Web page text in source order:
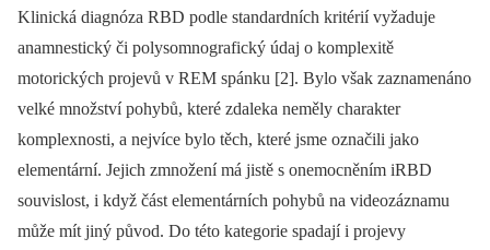
Klinická dia­gnóza RBD podle standardních kritérií vyžaduje
anamnestický či polysomnografický údaj o komplexitě
motorických projevů v REM spánku [2]. Bylo však zaznamenáno
velké množství pohybů, které zdaleka neměly charakter
komplexnosti, a nejvíce bylo těch, které jsme označili jako
elementární. Jejich zmnožení má jistě s onemocněním iRBD
souvislost, i když část elementárních pohybů na videozáznamu
může mít jiný původ. Do této kategorie spadají i projevy